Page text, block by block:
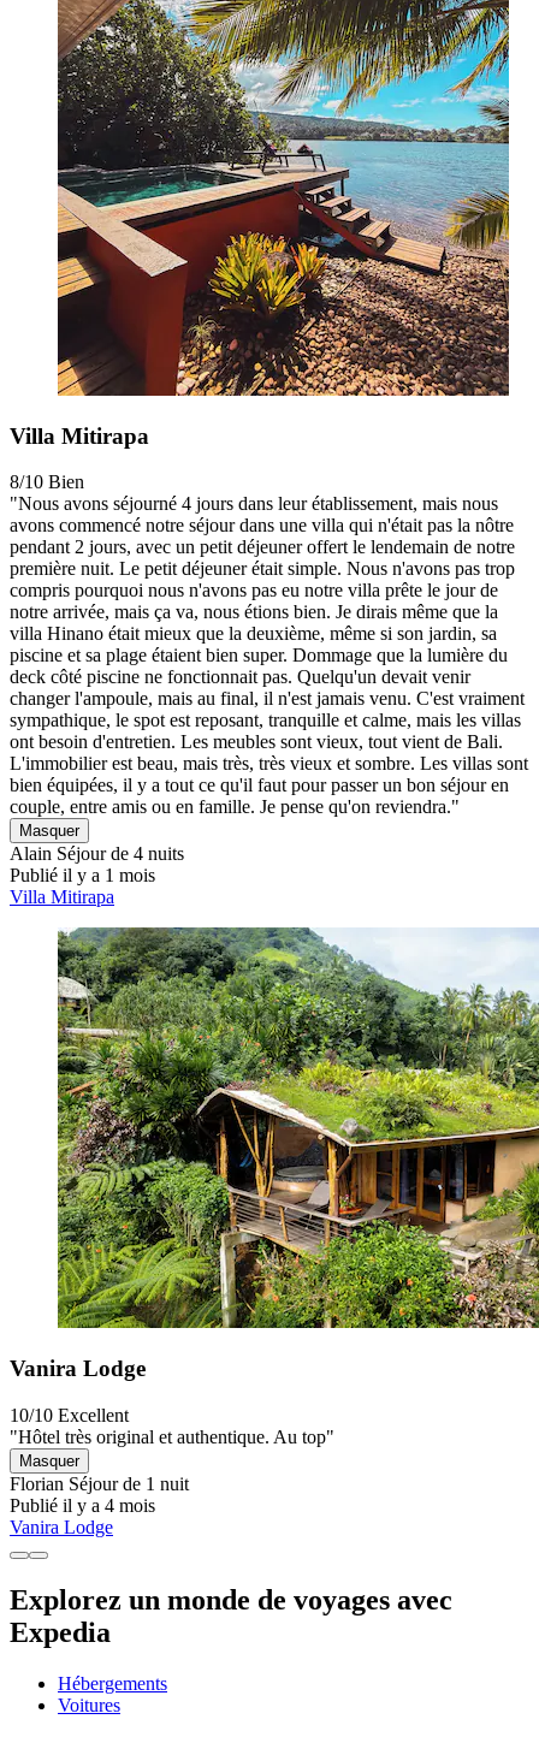
Villa Mitirapa
8/10 Bien
"Nous avons séjourné 4 jours dans leur établissement, mais nous
avons commencé notre séjour dans une villa qui n'était pas la nôtre
pendant 2 jours, avec un petit déjeuner offert le lendemain de notre
première nuit. Le petit déjeuner était simple. Nous n'avons pas trop
compris pourquoi nous n'avons pas eu notre villa prête le jour de
notre arrivée, mais ça va, nous étions bien. Je dirais même que la
villa Hinano était mieux que la deuxième, même si son jardin, sa
piscine et sa plage étaient bien super. Dommage que la lumière du
deck côté piscine ne fonctionnait pas. Quelqu'un devait venir
changer l'ampoule, mais au final, il n'est jamais venu. C'est vraiment
sympathique, le spot est reposant, tranquille et calme, mais les villas
ont besoin d'entretien. Les meubles sont vieux, tout vient de Bali.
L'immobilier est beau, mais très, très vieux et sombre. Les villas sont
bien équipées, il y a tout ce qu'il faut pour passer un bon séjour en
couple, entre amis ou en famille. Je pense qu'on reviendra."
Masquer
Alain Séjour de 4 nuits
Publié il y a 1 mois
Villa Mitirapa
Vanira Lodge
10/10 Excellent
"Hôtel très original et authentique. Au top"
Masquer
Florian Séjour de 1 nuit
Publié il y a 4 mois
Vanira Lodge
Explorez un monde de voyages avec
Expedia
Hébergements
Voitures